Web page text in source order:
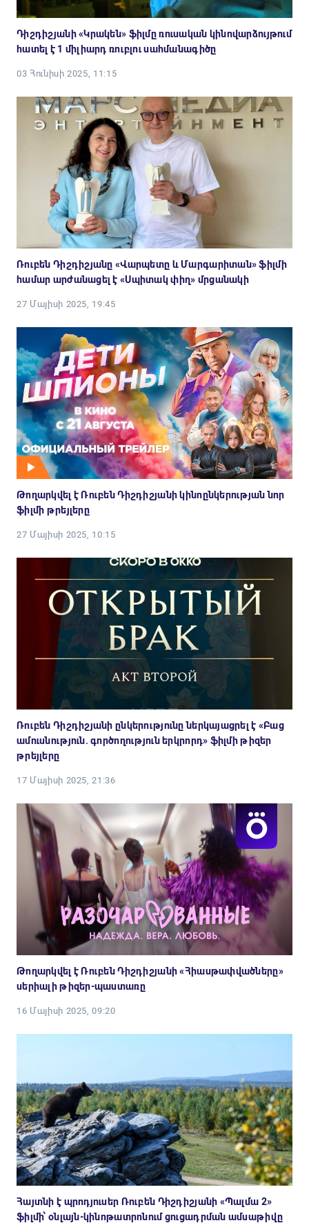
Դիշդիշյանի «Կրակեն» ֆիլմը ռուսական կինովարձույթում
հատել է 1 միլիարդ ռուբլու սահմանագիծը
03 Հունիսի 2025, 11:15
Ռուբեն Դիշդիշյանը «Վարպետը և Մարգարիտան» ֆիլմի
համար արժանացել է «Սպիտակ փիղ» մրցանակի
27 Մայիսի 2025, 19:45
Թողարկվել է Ռուբեն Դիշդիշյանի կինոընկերության նոր
ֆիլմի թրեյլերը
27 Մայիսի 2025, 10:15
Ռուբեն Դիշդիշյանի ընկերությունը ներկայացրել է «Բաց
ամուսնություն. գործողություն երկրորդ» ֆիլմի թիզեր
թրեյլերը
17 Մայիսի 2025, 21:36
Թողարկվել է Ռուբեն Դիշդիշյանի «Հիասթափվածները»
սերիալի թիզեր-պաստառը
16 Մայիսի 2025, 09:20
Հայտնի է պրոդյուսեր Ռուբեն Դիշդիշյանի «Պալմա 2»
ֆիլմի՝ օնլայն-կինոթատրոնում ցուցադրման ամսաթիվը